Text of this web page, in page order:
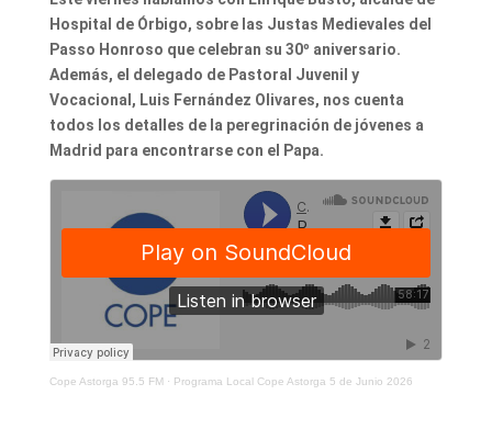
Hospital de Órbigo, sobre las Justas Medievales del
Passo Honroso que celebran su 30º aniversario.
Además, el delegado de Pastoral Juvenil y
Vocacional, Luis Fernández Olivares, nos cuenta
todos los detalles de la peregrinación de jóvenes a
Madrid para encontrarse con el Papa.
Cope Astorga 95.5 FM· Programa Local Cope Astorga 5 de Junio 2026